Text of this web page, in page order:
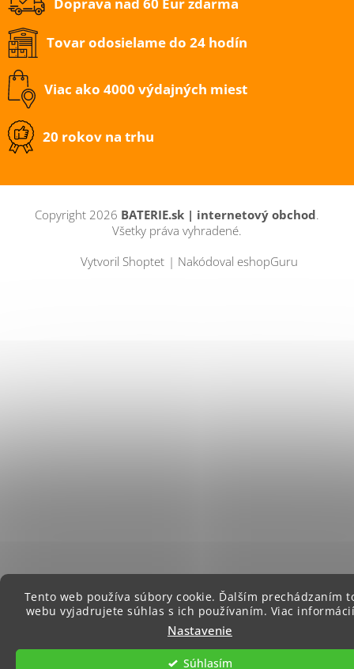
Tento web používa súbory cookie. Ďalším prechádzaním
webu vyjadrujete súhlas s ich používaním. Viac
Nastavenie
Súhlasím
Doprava nad 60 Eur zdarma
Tovar odosielame do 24 hodín
Viac ako 4000 výdajných miest
20 rokov na trhu
Vytvoril Shoptet | Nakódoval eshopGuru
Copyright 2026 BATERIE.sk | internetový obchod.
Všetky práva vyhradené.